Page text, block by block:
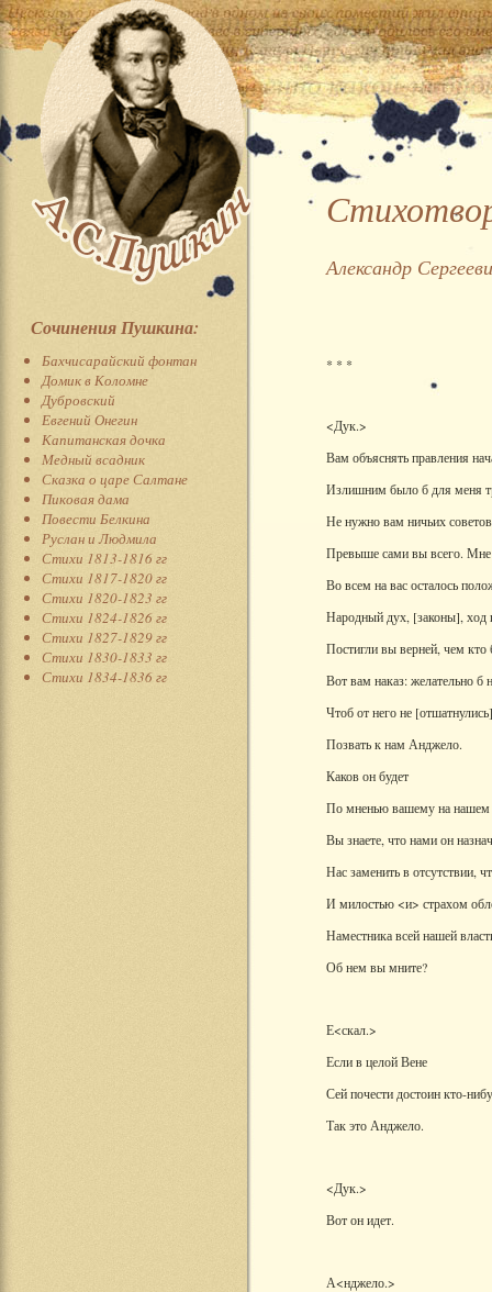
Сочинения Пушкина:
Бахчисарайский фонтан
Домик в Коломне
Дубровский
Евгений Онегин
Капитанская дочка
Медный всадник
Сказка о царе Салтане
Пиковая дама
Повести Белкина
Руслан и Людмила
Стихи 1813-1816 гг
Стихи 1817-1820 гг
Стихи 1820-1823 гг
Стихи 1824-1826 гг
Стихи 1827-1829 гг
Стихи 1830-1833 гг
Стихи 1834-1836 гг
Александр
* * *
<Дук.>
Вам объяснять правления
Излишним было б для меня
Не нужно вам ничьих
Превыше сами вы всего. Мне
Во всем на вас осталось
Народный дух, [законы], ход
Постигли вы верней, чем кто
Вот вам наказ: желательно б
Чтоб от него не
Позвать к нам Анджело.
Каков он будет
По мненью вашему на нашем
Вы знаете, что нами он
Нас заменить в отсутствии,
И милостью <и> страхом
Наместника всей нашей
Об нем вы мните?
Е<скал.>
Если в целой Вене
Сей почести достоин кто-
Так это Анджело.
<Дук.>
Вот он идет.
А<нджело.>